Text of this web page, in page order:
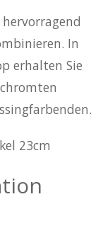
In
erhalten Sie
23cm